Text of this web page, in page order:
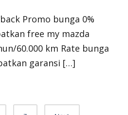
Promo bunga 0%
free my mazda
60.000 km Rate bunga
garansi […]